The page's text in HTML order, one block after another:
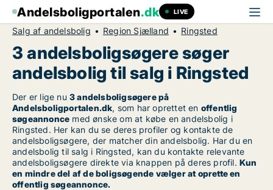
Andelsboligportalen.dk LIVE
Salg af andelsbolig Region Sjælland Ringsted
3 andelsboligsøgere søger
andelsbolig til salg i Ringsted
Der er lige nu 3 andelsboligsøgere på
Andelsboligportalen.dk, som har oprettet en offentlig
søgeannonce med ønske om at købe en andelsbolig i
Ringsted. Her kan du se deres profiler og kontakte de
andelsboligsøgere, der matcher din andelsbolig. Har du en
andelsbolig til salg i Ringsted, kan du kontakte relevante
andelsboligsøgere direkte via knappen på deres profil.Kun
en mindre del af de boligsøgende vælger at oprette en
offentlig søgeannonce.